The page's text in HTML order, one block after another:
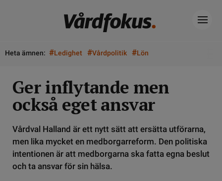
Heta ämnen: #Ledighet #Vårdpolitik #Lön
Ger inflytande men
också eget ansvar
Vårdval Halland är ett nytt sätt att ersätta utförarna,
men lika mycket en medborgarreform. Den politiska
intentionen är att medborgarna ska fatta egna beslut
och ta ansvar för sin hälsa.